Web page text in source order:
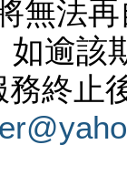
無法
如逾該
務終止